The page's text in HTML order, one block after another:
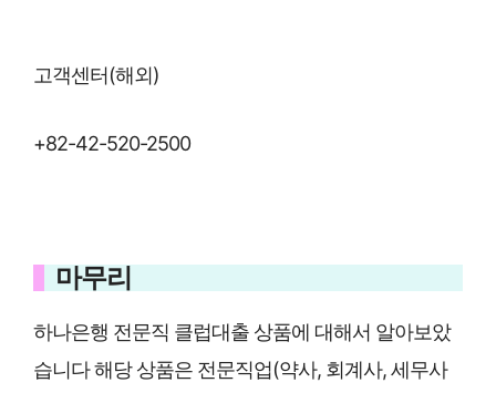
고객센터(해외)
+82-42-520-2500
마무리
하나은행 전문직 클럽대출 상품에 대해서 알아보았
습니다 해당 상품은 전문직업(약사, 회계사, 세무사